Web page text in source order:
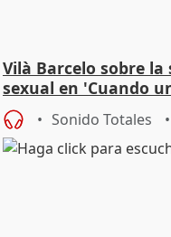
Vilà Barcelo sobre
sexual en 'Cuando
Sonido Totales